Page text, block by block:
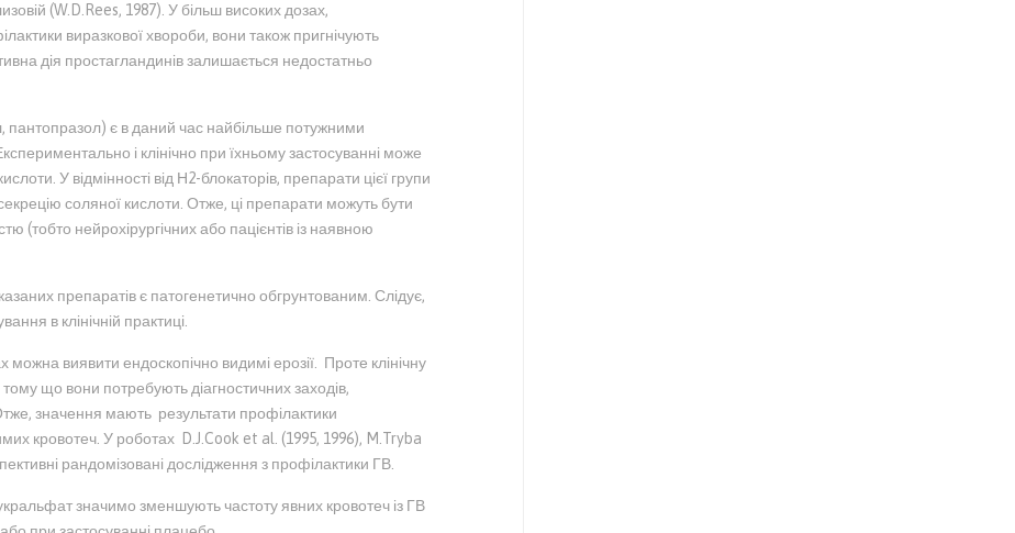
(W.D.Rees, 1987). У більш високих дозах,
виразкової хвороби, вони також пригнічують
дія простагландинів залишається недостатньо
пантопразол) є в даний час найбільше потужними
і клінічно при їхньому застосуванні може
У відмінності від Н2-блокаторів, препарати цієї групи
соляної кислоти. Отже, ці препарати можуть бути
(тобто нейрохірургічних або пацієнтів із наявною
препаратів є патогенетично обгрунтованим. Слідує,
в клінічній практиці.
можна виявити ендоскопічно видимі ерозії. Проте клінічну
тому що вони потребують діагностичних заходів,
значення мають результати профілактики
кровотеч. У роботах D.J.Cook et al. (1995, 1996), M.Tryba
рандомізовані дослідження з профілактики ГВ.
значимо зменшують частоту явних кровотеч із ГВ